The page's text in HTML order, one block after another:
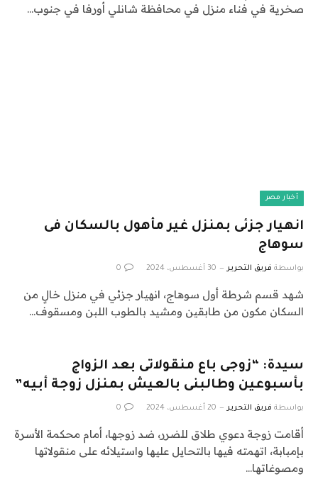
صخرية في فناء منزل في محافظة شانلي أورفا في جنوب…
أخبار مصر
انهيار جزئى بمنزل غير مأهول بالسكان فى
سوهاج
بواسطة فريق التحرير 30 أغسطس، 2024 0
شهد قسم شرطة أول سوهاج، انهيار جزئي في منزل خالٍ من
السكان مكون من طابقين ومشيد بالطوب اللبن ومسقوف…
سيدة: “زوجى باع منقولاتى بعد الزواج
بأسبوعين وطالبنى بالعيش بمنزل زوجة أبيه”
بواسطة فريق التحرير 20 أغسطس، 2024 0
أقامت زوجة دعوي طلاق للضرر، ضد زوجها، أمام محكمة الأسرة
بإمبابة، اتهمته فيها بالتحايل عليها واستيلائه على منقولاتها
ومصوغاتها…